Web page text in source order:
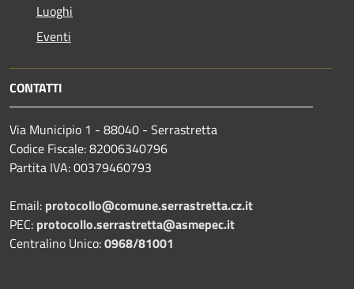
Luoghi
Eventi
CONTATTI
Via Municipio 1 - 88040 - Serrastretta
Codice Fiscale: 82006340796
Partita IVA: 00379460793
Email: protocollo@comune.serrastretta.cz.it
PEC: protocollo.serrastretta@asmepec.it
Centralino Unico:0968/81001